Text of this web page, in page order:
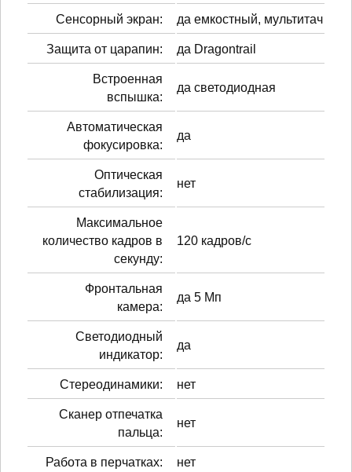
Сенсорный экран: да емкостный, мультитач
Защита от царапин: да Dragontrail
Встроенная
вспышка:
да светодиодная
Автоматическая
фокусировка:
да
Оптическая
стабилизация:
нет
Максимальное
количество кадров в
секунду:
120 кадров/с
Фронтальная
камера:
да 5 Мп
Светодиодный
индикатор:
да
Стереодинамики: нет
Сканер отпечатка
пальца:
нет
Работа в перчатках: нет